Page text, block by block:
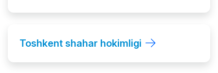
Toshkent shahar hokimligi